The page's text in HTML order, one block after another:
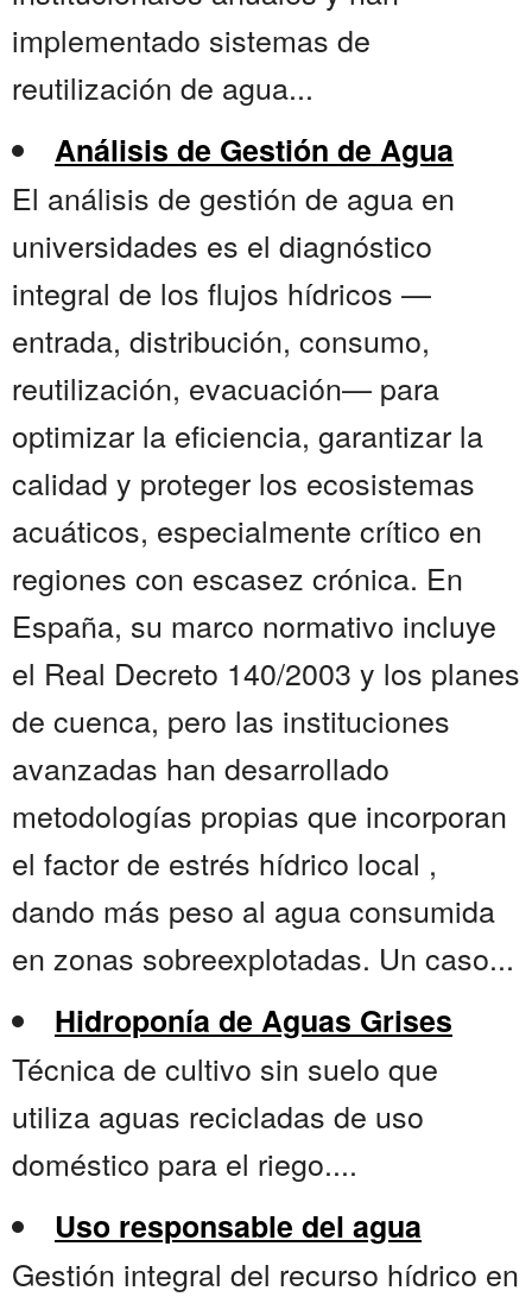
implementado sistemas de
reutilización de agua...
Análisis de Gestión de Agua
El análisis de gestión de agua en
universidades es el diagnóstico
integral de los flujos hídricos —
entrada, distribución, consumo,
reutilización, evacuación— para
optimizar la eficiencia, garantizar la
calidad y proteger los ecosistemas
acuáticos, especialmente crítico en
regiones con escasez crónica. En
España, su marco normativo incluye
el Real Decreto 140/2003 y los planes
de cuenca, pero las instituciones
avanzadas han desarrollado
metodologías propias que incorporan
el factor de estrés hídrico local ,
dando más peso al agua consumida
en zonas sobreexplotadas. Un caso...
Hidroponía de Aguas Grises
Técnica de cultivo sin suelo que
utiliza aguas recicladas de uso
doméstico para el riego....
Uso responsable del agua
Gestión integral del recurso hídrico en